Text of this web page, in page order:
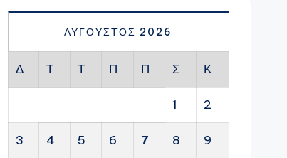
ΑΎΓΟΥΣΤΟΣ 2026
Δ Τ Τ Π Π Σ Κ
1 2
3 4 5 6 7 8 9